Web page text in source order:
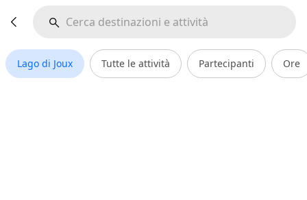
Lago di Joux Tutte le attività Partecipanti Ore